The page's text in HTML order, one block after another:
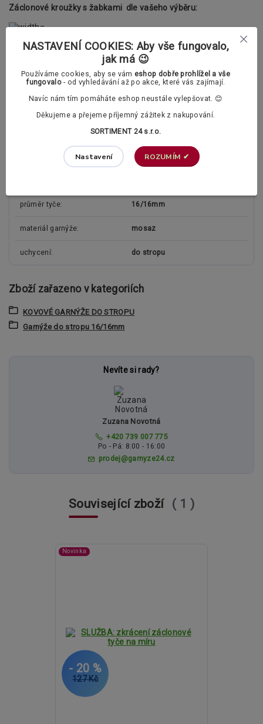
Záclonové kroužky s žabkami dle vašeho výběru:
Polstrované záclonové kroužky (tichý chod)
Doplňující informace
Konzoly lze dodatečně zkracovat a prodlužovat.
průměr tyče 16/16mm
materiál garnýže mosaz
uchycení do stropu
Zboží zařazeno v kategoriích
KOVOVÉ GARNÝŽE DO STROPU
Garnýže do stropu 16/16mm
Nevíte si rady?
Zuzana Novotná
+420 739 007 775
Po - Pá: 8:00 - 16:00
prodej@garnyze24.cz
Související zboží 1
Novinka
127 Kč
- 20 %
NASTAVENÍ COOKIES: Aby vše fungovalo,
jak má 😉
Používáme cookies, aby se vám eshop dobře prohlížel a vše
fungovalo- od vyhledávání až po akce, které vás zajímají.
Navíc nám tím pomáháte eshop neustále vylepšovat. 😊
Děkujeme a přejeme příjemný zážitek z nakupování.
SORTIMENT 24 s.r.o.
Nastavení ROZUMÍM ✔